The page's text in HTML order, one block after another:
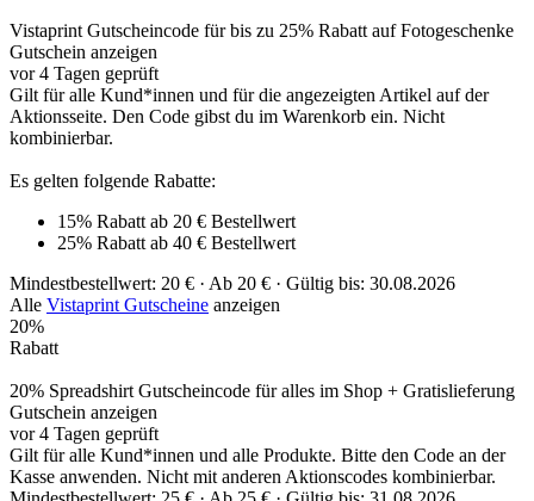
Vistaprint Gutscheincode für bis zu 25% Rabatt auf Fotogeschenke
Gutschein anzeigen
vor 4 Tagen geprüft
Gilt für alle Kund*innen und für die angezeigten Artikel auf der
Aktionsseite. Den Code gibst du im Warenkorb ein. Nicht
kombinierbar.
Es gelten folgende Rabatte:
15% Rabatt ab 20 € Bestellwert
25% Rabatt ab 40 € Bestellwert
Mindestbestellwert: 20 € · Ab 20 € · Gültig bis: 30.08.2026
Alle Vistaprint Gutscheine anzeigen
20%
Rabatt
20% Spreadshirt Gutscheincode für alles im Shop + Gratislieferung
Gutschein anzeigen
vor 4 Tagen geprüft
Gilt für alle Kund*innen und alle Produkte. Bitte den Code an der
Kasse anwenden. Nicht mit anderen Aktionscodes kombinierbar.